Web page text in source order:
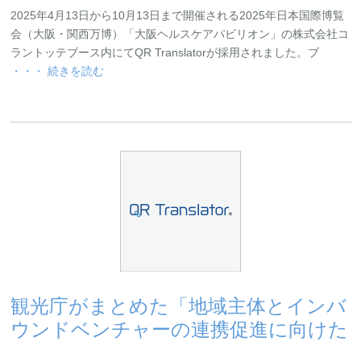
2025年4月13日から10月13日まで開催される2025年日本国際博覧
会（大阪・関西万博）「大阪ヘルスケアパビリオン」の株式会社コ
ラントッテブース内にてQR Translatorが採用されました。ブ
・・・ 続きを読む
観光庁がまとめた「地域主体とインバ
ウンドベンチャーの連携促進に向けた